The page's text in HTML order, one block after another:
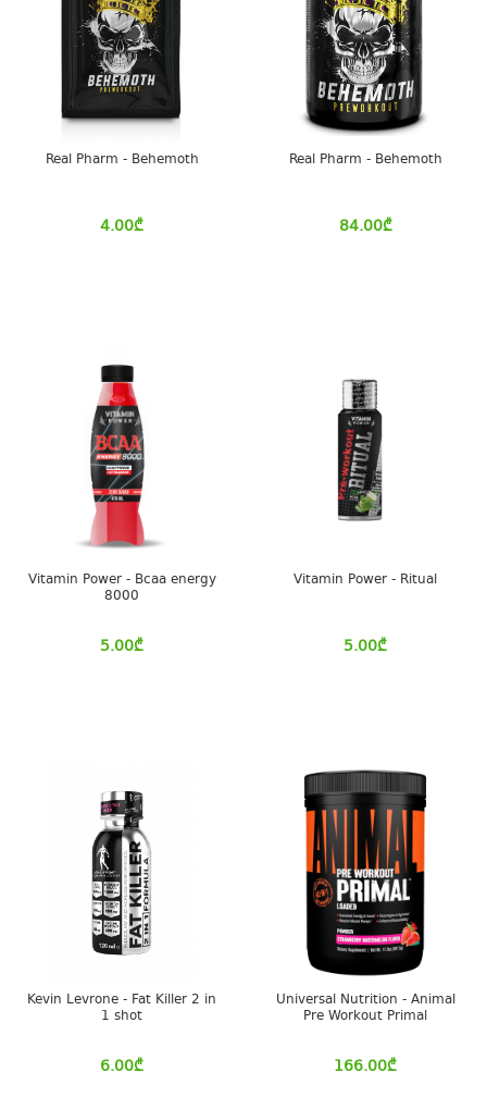
Real Pharm - Behemoth
4.00₾
Real Pharm - Behemoth
84.00₾
Vitamin Power - Bcaa energy
8000
5.00₾
Vitamin Power - Ritual
5.00₾
Kevin Levrone - Fat Killer 2 in
1 shot
6.00₾
Universal Nutrition - Animal
Pre Workout Primal
166.00₾